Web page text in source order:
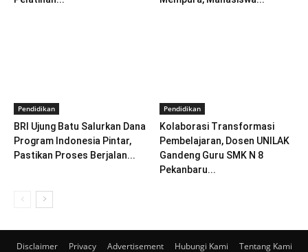
Pendidikan
BRI Ujung Batu Salurkan Dana
Program Indonesia Pintar,
Pastikan Proses Berjalan...
Pendidikan
Kolaborasi Transformasi
Pembelajaran, Dosen UNILAK
Gandeng Guru SMK N 8
Pekanbaru...
Disclaimer Privacy Advertisement Hubungi Kami Tentang Kami